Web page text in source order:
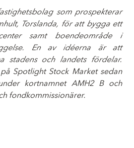
som prospekterar
Torslanda, för att bygga ett
samt boendeområde i
En av idéerna är att
stadens och landets fördelar.
Spotlight Stock Market sedan
kortnamnet AMH2 B och
fondkommissionärer.